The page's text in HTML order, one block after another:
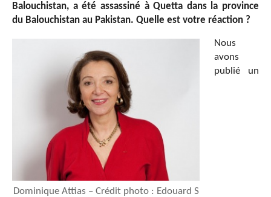
Balouchistan, a été assassiné à Quetta dans la province
du Balouchistan au Pakistan. Quelle est votre réaction ?
Dominique Attias – Crédit photo : Edouard S
Nous
avons
publié un